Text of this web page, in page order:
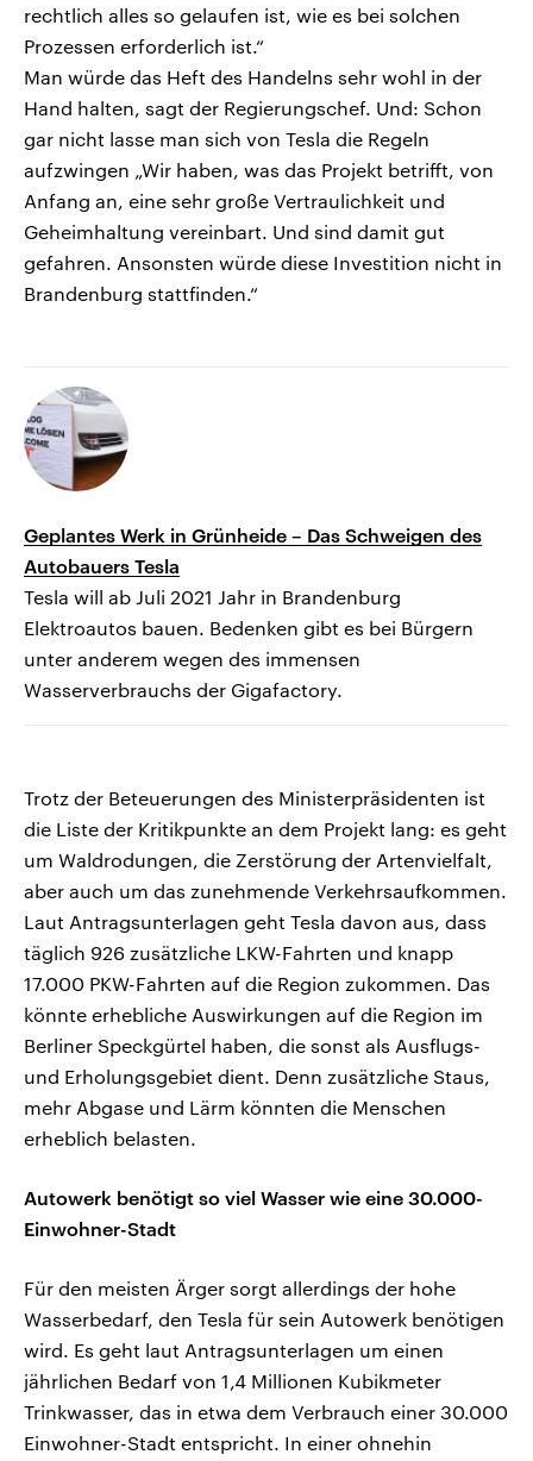
rechtlich alles so gelaufen ist, wie es bei solchen
Prozessen erforderlich ist.“
Man würde das Heft des Handelns sehr wohl in der
Hand halten, sagt der Regierungschef. Und: Schon
gar nicht lasse man sich von Tesla die Regeln
aufzwingen „Wir haben, was das Projekt betrifft, von
Anfang an, eine sehr große Vertraulichkeit und
Geheimhaltung vereinbart. Und sind damit gut
gefahren. Ansonsten würde diese Investition nicht in
Brandenburg stattfinden.“
Geplantes Werk in Grünheide – Das Schweigen des
Autobauers Tesla
Tesla will ab Juli 2021 Jahr in Brandenburg
Elektroautos bauen. Bedenken gibt es bei Bürgern
unter anderem wegen des immensen
Wasserverbrauchs der Gigafactory.
Trotz der Beteuerungen des Ministerpräsidenten ist
die Liste der Kritikpunkte an dem Projekt lang: es geht
um Waldrodungen, die Zerstörung der Artenvielfalt,
aber auch um das zunehmende Verkehrsaufkommen.
Laut Antragsunterlagen geht Tesla davon aus, dass
täglich 926 zusätzliche LKW-Fahrten und knapp
17.000 PKW-Fahrten auf die Region zukommen. Das
könnte erhebliche Auswirkungen auf die Region im
Berliner Speckgürtel haben, die sonst als Ausflugs-
und Erholungsgebiet dient. Denn zusätzliche Staus,
mehr Abgase und Lärm könnten die Menschen
erheblich belasten.
Autowerk benötigt so viel Wasser wie eine 30.000-
Einwohner-Stadt
Für den meisten Ärger sorgt allerdings der hohe
Wasserbedarf, den Tesla für sein Autowerk benötigen
wird. Es geht laut Antragsunterlagen um einen
jährlichen Bedarf von 1,4 Millionen Kubikmeter
Trinkwasser, das in etwa dem Verbrauch einer 30.000
Einwohner-Stadt entspricht. In einer ohnehin